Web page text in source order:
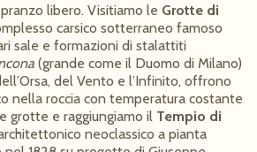
libero. Visitiamo le Grotte di
carsico sotterraneo famoso
sale e formazioni di stalattiti
(grande come il Duomo di Milano)
del Vento e l’Infinito, offrono
nella roccia con temperatura costante
grotte e raggiungiamo il Tempio di
neoclassico a pianta